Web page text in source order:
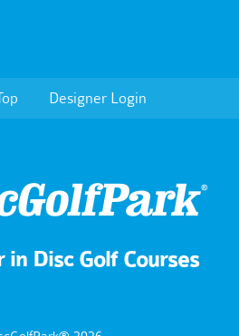
Designer Login
Disc Golf Courses